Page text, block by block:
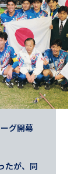
グ開幕
たが、同